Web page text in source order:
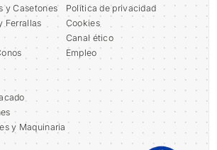
y Casetones
Ferrallas
y Maquinaria
Política de privacidad
Cookies
Canal ético
Empleo